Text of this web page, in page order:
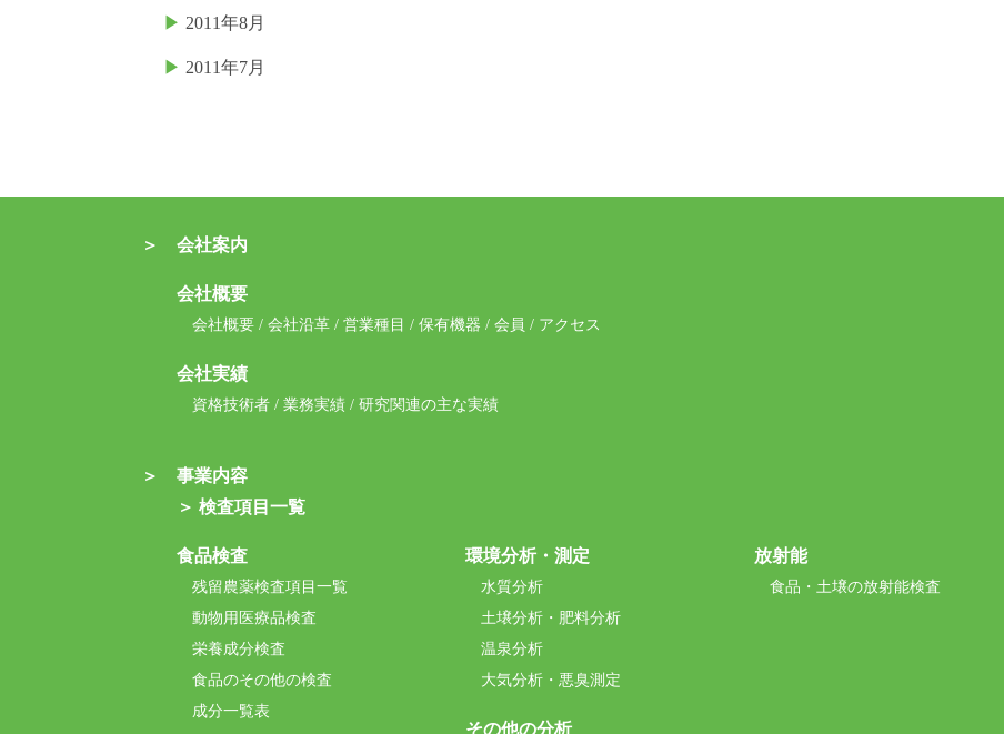
2011年8月
2011年7月
＞ 会社案内
会社概要
会社概要 / 会社沿革 / 営業種目 / 保有機器 / 会員 / アクセス
会社実績
資格技術者 / 業務実績 / 研究関連の主な実績
＞ 事業内容
＞ 検査項目一覧
食品検査
残留農薬検査項目一覧
動物用医療品検査
栄養成分検査
食品のその他の検査
成分一覧表
環境分析・測定
水質分析
土壌分析・肥料分析
温泉分析
大気分析・悪臭測定
その他の分析
放射能
食品・土壌の放射能検査